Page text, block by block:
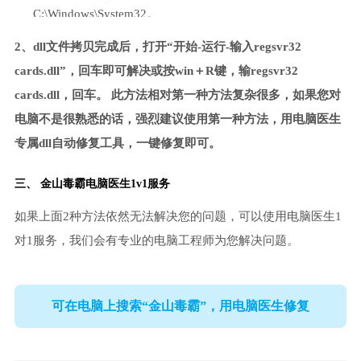
C:\Windows\System32。
2、dll文件拷贝完成后，打开“开始-运行-输入regsvr32
cards.dll”，回车即可解决或按win＋R键，输regsvr32
cards.dll，回车。 此方法相对第一种方法复杂很多，如果您对
电脑不是很熟悉的话，强烈建议使用第一种方法，用电脑医生
专属dll自动修复工具，一键修复即可。
三、 金山毒霸电脑医生1v1服务
如果上面2种方法依然无法解决您的问题，可以使用电脑医生1
对1服务，我们会有专业的电脑工程师为您解决问题。
可在电脑上搜索“金山毒霸”，用电脑医生修复